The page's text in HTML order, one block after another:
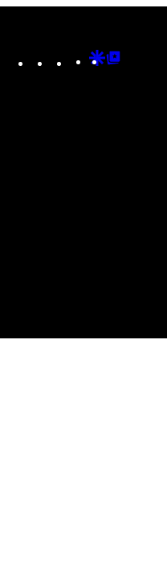
Instagram
TikTokYouTube
Google